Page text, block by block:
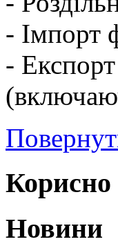
- Імпорт
-
Корисно
Новини